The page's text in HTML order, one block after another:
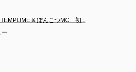
TEMPLIME & ぽんこつMC　初...